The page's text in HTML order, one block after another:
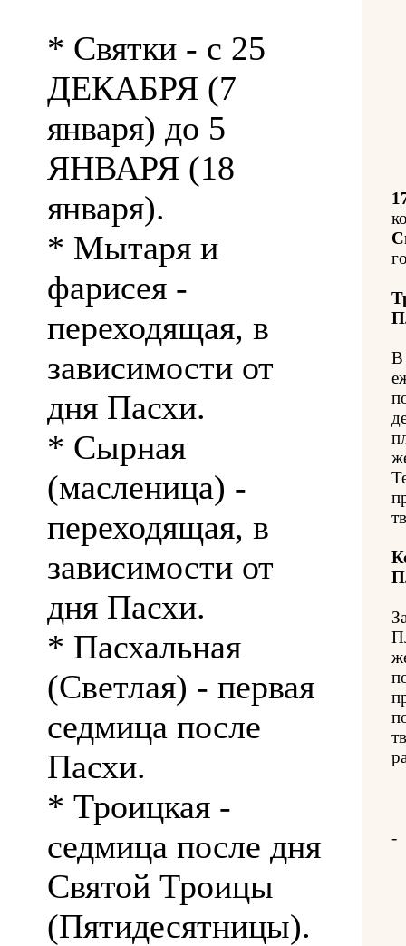
* Святки - с 25
ДЕКАБРЯ (7
января) до 5
ЯНВАРЯ (18
января).
* Мытаря и
фарисея -
переходящая, в
зависимости от
дня Пасхи.
* Сырная
(масленица) -
переходящая, в
зависимости от
дня Пасхи.
* Пасхальная
(Светлая) - первая
седмица после
Пасхи.
* Троицкая -
седмица после дня
Святой Троицы
(Пятидесятницы).
В
-